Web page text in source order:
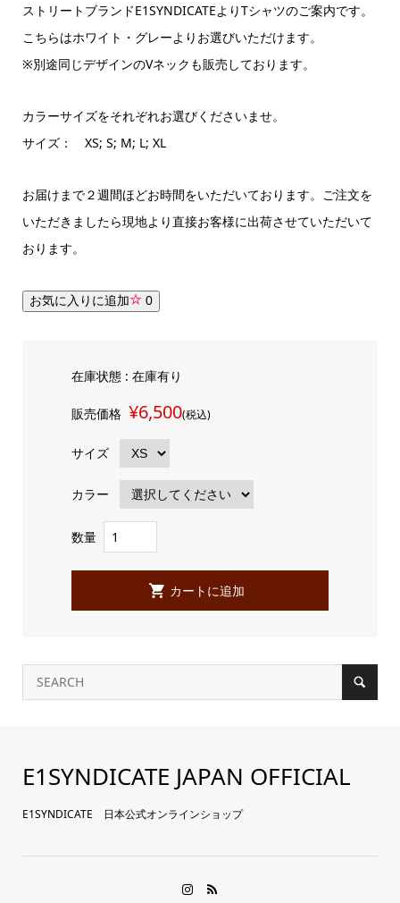
ストリートブランドE1SYNDICATEよりTシャツのご案内です。
こちらはホワイト・グレーよりお選びいただけます。
※別途同じデザインのVネックも販売しております。
カラーサイズをそれぞれお選びくださいませ。
サイズ： XS; S; M; L; XL
お届けまで２週間ほどお時間をいただいております。ご注文を
いただきましたら現地より直接お客様に出荷させていただいて
おります。
お気に入りに追加 0
在庫状態 : 在庫有り
販売価格 ¥6,500(税込)
サイズ
カラー
数量
E1SYNDICATE JAPAN OFFICIAL
E1SYNDICATE 日本公式オンラインショップ